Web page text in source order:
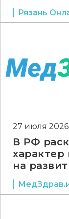
Рязань
27 июля 2026
В РФ
на